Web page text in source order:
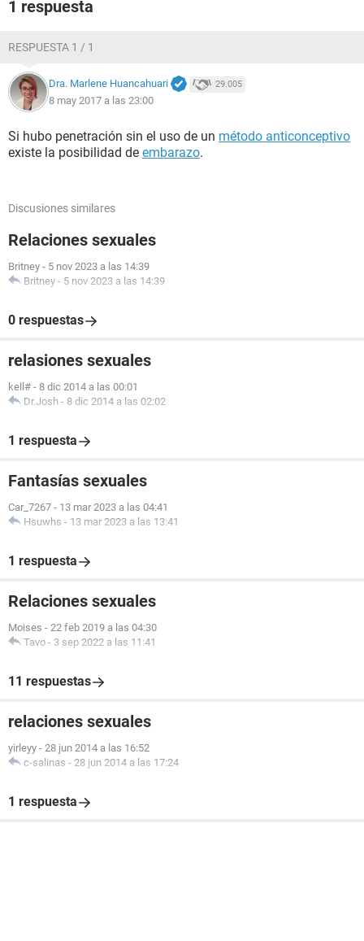
1 respuesta
RESPUESTA 1 / 1
Dra. Marlene Huancahuari 29.005
8 may 2017 a las 23:00
Si hubo penetración sin el uso de un método anticonceptivo
existe la posibilidad de embarazo.
Discusiones similares
Relaciones sexuales
Britney - 5 nov 2023 a las 14:39
Britney - 5 nov 2023 a las 14:39
0 respuestas
relasiones sexuales
kell# - 8 dic 2014 a las 00:01
Dr.Josh - 8 dic 2014 a las 02:02
1 respuesta
Fantasías sexuales
Car_7267 - 13 mar 2023 a las 04:41
Hsuwhs - 13 mar 2023 a las 13:41
1 respuesta
Relaciones sexuales
Moises - 22 feb 2019 a las 04:30
Tavo - 3 sep 2022 a las 11:41
11 respuestas
relaciones sexuales
yirleyy - 28 jun 2014 a las 16:52
c-salinas - 28 jun 2014 a las 17:24
1 respuesta